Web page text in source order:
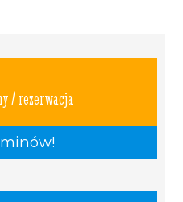
/ rezerwacja